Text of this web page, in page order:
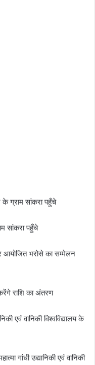
सांकरा पहुँचे
आयोजित भरोसे का सम्मेलन
राशि का अंतरण
एवं वानिकी विश्वविद्यालय के
गांधी उद्यानिकी एवं वानिकी